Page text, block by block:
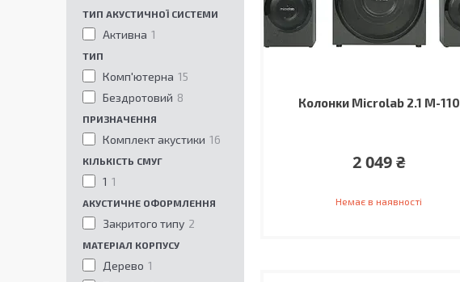
Колонки Microlab 2.1 M-110
2 049 ₴
Немає в наявності
ТИП АКУСТИЧНОЇ СИСТЕМИ
Активна 1
ТИП
Комп'ютерна 15
Бездротовий 8
ПРИЗНАЧЕННЯ
Комплект акустики 16
КІЛЬКІСТЬ СМУГ
1 1
АКУСТИЧНЕ ОФОРМЛЕННЯ
Закритого типу 2
МАТЕРІАЛ КОРПУСУ
Дерево 1